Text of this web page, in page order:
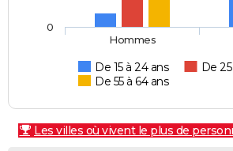
De 15 à 24 ans
De
De 55 à 64 ans
Hommes
0
Les villes où vivent le plus de